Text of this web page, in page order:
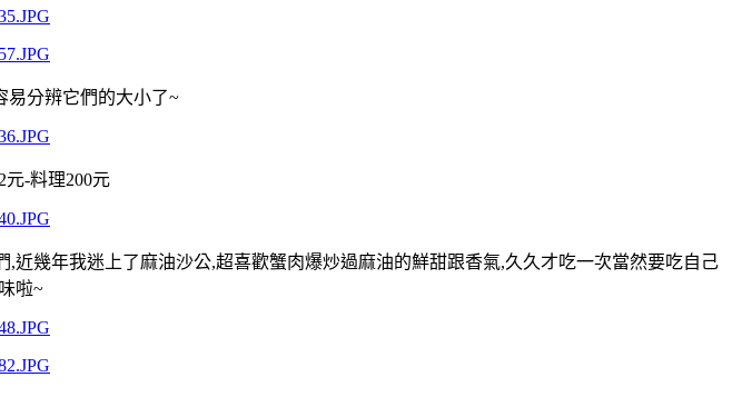
易分辨它們的大小了~
元-料理200元
幾年我迷上了麻油沙公,超喜歡蟹肉爆炒過麻油的鮮甜跟香氣,久久才吃一次當然要吃自己
啦~